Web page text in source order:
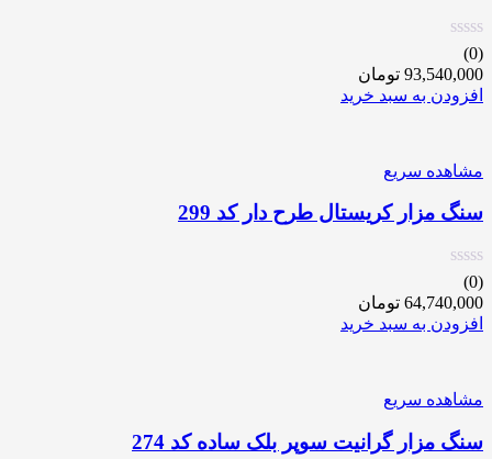
(0)
93,540,000 تومان
افزودن به سبد خرید
مشاهده سریع
سنگ مزار کریستال طرح دار کد 299
(0)
64,740,000 تومان
افزودن به سبد خرید
مشاهده سریع
سنگ مزار گرانیت سوپر بلک ساده کد 274